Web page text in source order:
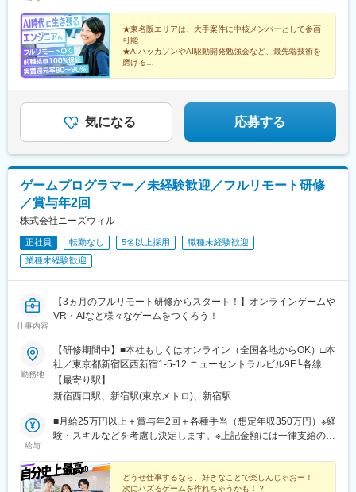
通駅、東宿郷駅、東北沢駅、京成関屋駅、新宿三丁目駅、都電雑
司ケ谷駅、京成上野駅、立川南駅、茅場町駅、京橋駅(東京都)、東
海神駅、栄町駅(千葉県)、汐入駅、高島町駅、電鉄富山駅、広小路
駅(富山県)、七ツ屋駅、新福井駅、第一通り駅、日吉町駅、駅前
駅、名鉄名古屋駅、河内永和駅、大阪梅田駅(阪神線)、東寺駅、阪
駅、猿猴橋町駅、高知橋駅、大手町駅(愛媛県)、天神南駅、桜島桟
橋通駅、二本木口駅、五島町駅、中佐世保駅、末広町駅(東京都)、
下落合駅、武蔵溝ノ口駅、なんば駅(南海線)、長堀橋駅、天王寺駅
本線)、明石駅、神戸駅(兵庫県)、宝塚駅、伊丹駅(阪急線)、芦屋駅
(東海道本線)、大津駅、草津駅(滋賀県)、彦根駅、八日市駅、倉敷
市駅、岡山駅、津山駅、広島駅、福山駅、呉駅、西条駅(広島県)、
尾道駅、下関駅、山口駅(山口県)、宇部駅、鳥取駅、米子駅、境港
駅、松江駅、出雲市駅、高知駅、古津賀駅、ＪＲ松山駅前駅、今
駅、別府駅(大分県)、中津駅(大分県)、宮崎駅、延岡駅、都城駅、
鹿児島駅、熊本駅、佐賀駅、長崎駅(長崎県)、佐世保駅、那覇空港
駅(鉄道)、秋葉原駅、高田馬場駅、綾瀬駅、豊田駅、溝の口駅、な
んば駅(地下鉄)、心斎橋駅、天王寺駅、金山駅(愛知県)、伏見駅(愛
知県)、博多駅、中洲川端駅、山科駅、久喜駅、本八幡駅(総武
線)、大宮駅(埼玉県)、下北駅、西梅田駅、さっぽろ駅、函館駅前
駅、津軽五所川原駅、田茂山駅、あおば通駅、曽根田駅、鷹巣
西桐生駅、北朝霞駅、池ノ上駅、蓮沼駅、西葛西駅、牛田駅(東京
都)、板橋区役所前駅、京王八王子駅、北品川駅、赤羽岩淵駅、新
宿駅(東京メトロ)、東池袋駅、不動前駅、住吉駅(東京都)、布田
駅、稲荷町駅(東京都)、立川北駅、三越前駅、二重橋前駅、桜街道
駅、京成船橋駅、京成千葉駅、北習志野駅、野田市駅、京成成田
駅、仲ノ町駅、逸見駅、新高島駅、京急川崎駅、北茅ケ崎駅、和
田塚駅、入谷駅(神奈川県)、逗子・葉山駅、西松本駅、岩村田駅、
張一宮駅、名鉄岐阜駅、名電各務原駅、新可児駅、ＪＲ河内永和
駅、大阪梅田駅(阪急線)、九条駅(京都府)、田中口駅、山陽姫路
駅、西宮駅、山陽明石駅、ハーバーランド駅、宝塚南口駅、新伊
丹駅、芦屋川駅、上栄町駅、新八日市駅、倉敷駅、岡山駅前駅、
ウェイ山麓駅、西鉄福岡駅、鹿児島駅前駅、熊本駅前駅、長崎駅
前駅、佐世保中央駅、神泉駅、岩本町駅、西早稲田駅、青井駅、
院駅、丸の内駅(愛知県)、祇園駅(福岡県)、櫛田神社前駅、京阪山
科駅、本八幡駅(都営線)、東梅田駅、北１２条駅、松風町駅、広瀬
で全国47都道府県に社員が在籍。特に東京・大阪・名古屋エリア
では出社ベースの上流案件が豊富で、大手クライアント先のDX推
進の中核メンバーとして参画するチャンスも！クライアントと直
接やりとりしながら要件定義や設計から携わるため、上流工程や
PM/PLを目指す方には出社ベースの案件が近道です。【本社】東
阪市北区梅田1丁目2-2 大阪駅前第2ビル12-12
駅、秋田駅、横手駅、能代駅、湯沢駅、大久保駅(秋田県)、鷹ノ巣
駅、山形駅、鶴岡駅、酒田駅、米沢駅、天童駅、さくらんぼ東根
駅、寒河江駅、新庄駅、水戸駅、つくば駅、日立駅、勝田駅、土
浦駅、古河駅、取手駅、下館駅、笹川駅、牛久駅、龍ケ崎市駅、
守谷駅、水海道駅、宇都宮駅、小山駅、栃木駅、足利駅、佐野
駅、前橋駅、太田駅(群馬県)、伊勢崎駅、桐生駅、館林駅、渋川
駅、川口駅、川越駅、所沢駅、越谷駅、草加駅、春日部駅、上尾
駅、熊谷駅、浦和駅、新座駅、狭山市駅、入間市駅、三郷駅(埼玉
田駅、葛西駅、北千住駅、荻窪駅、大山駅(東京都)、八王子駅、豊
洲駅、亀有駅、品川駅、町田駅、赤羽駅、新宿駅、中野駅(東京
都)、池袋駅、目黒駅、錦糸町駅、渋谷駅、調布駅、上野駅、小平
駅、立川駅、日本橋駅(東京都)、吉祥寺駅、多摩センター駅、青梅
水駅、東久留米駅、船橋駅、松戸駅、市川駅、柏駅、五井駅、千
葉駅、流山おおたかの森駅、八千代台駅、習志野駅、浦安駅(千葉
相模原駅、川崎駅、平塚駅、茅ケ崎駅、大和駅(神奈川県)、本厚木
駅、小田原駅、鎌倉駅、秦野駅、座間駅、伊勢原駅、逗子駅、三
科駅、中野松川駅、飯山駅、須坂駅、広丘駅、甲府駅、竜王駅、
石和温泉駅、富士山駅、山梨市駅、都留市駅、韮崎駅、大月駅、
富山駅、越中中川駅、砺波駅、黒部駅、魚津駅、滑川駅、金沢
駅、福井駅(福井県)、敦賀駅、浜松駅、静岡駅、富士駅、沼津駅、
磐田駅、藤枝駅、岡崎駅、豊橋駅、名古屋駅、刈谷市駅、名鉄一
宮駅、三河安城駅、岐阜駅、各務ケ原駅、多治見駅、可児駅、四
日市駅、津駅、名張駅、布施駅、豊中駅、吹田駅(東海道本線)、梅
駅、天理駅、和歌山駅、姫路駅、西宮駅(ＪＲ線)、尼崎駅(東海道
本線)、明石駅、神戸駅(兵庫県)、宝塚駅、伊丹駅(阪急線)、芦屋駅
験・能力等を考慮の上で決定します。※上記金額には、みなし残業
手当（50時間分・104,000円～212,000円）を含みます。超過分は
別途追加支給します。┗残業時間は月平均10時間、多い時でも20
時間程度と安定しております★単価連動型の給与体系ではないた
め、万が一待機になってもその間の給与は満額支給しています。
ア：月給274,000円→月給362,000円（＋88,000円/月）・20
代/iOSエンジニア：月給237,000円→月給287,000円（＋50,000
円/月）・20代/Androidエンジニア：月給316,000円→月給
374,000円（＋58,000円/月）・30代/PMO：月給340,000円→月給
418,000円（＋78,000円/月）
★東名阪エリアは、大手案件に中核メンバーとして参画
可能
★AIハッカソンやAI駆動開発勉強会など、最先端技術を
磨ける
気になる 応募する
ゲームプログラマー／未経験歓迎／フルリモート研修
／賞与年2回
株式会社ニーズウィル
正社員 転勤なし 5名以上採用
職種未経験歓迎
業種未経験歓迎
仕事内容
【3ヵ月のフルリモート研修からスタート！】オンラインゲームや
VR・AIなど様々なゲームをつくろう！
勤務地
【研修期間中】■本社もしくはオンライン（全国各地からOK）□本
社／東京都新宿区西新宿1-5-12 ニューセントラルビル9F└各線
「新宿」駅より徒歩3分└都営大江戸線「新宿西口」駅より徒歩2
分【研修終了後】■東京23区を中心とした全国各地のITプロジェク
ん。※すべて徒歩10分以内の駅チカオフィスです。※フルリモー
ト・在宅勤務はプロジェクトによって異なります。
【最寄り駅】
新宿西口駅、新宿駅(東京メトロ)、新宿駅
給与
■月給25万円以上＋賞与年2回＋各種手当（想定年収350万円）※経
験・スキルなどを考慮し決定します。※上記金額には一律支給の住
（期間中は月給23万円以上で、その他の待遇に変更なし）☆経験
がある方は、現職・前職給与を考慮します。☆明確な評価制度あ
どうせ仕事するなら、好きなことで楽しんじゃおー！
次にバズるゲームを作れちゃうかも！？